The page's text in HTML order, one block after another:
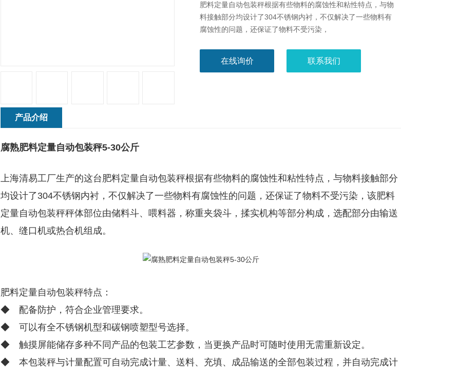
肥料定量自动包装秤​根据有些物料的腐蚀性和粘性特点，与物
料接触部分均设计了304不锈钢内衬，不仅解决了一些物料有
腐蚀性的问题，还保证了物料不受污染，
在线询价 联系我们
产品介绍
腐熟肥料定量自动包装秤5-30公斤
上海清易工厂生产的这台肥料定量自动包装秤根据有些物料的腐蚀性和粘性特点，与物料接触部分
均设计了304不锈钢内衬，不仅解决了一些物料有腐蚀性的问题，还保证了物料不受污染，该肥料
定量自动包装秤秤体部位由储料斗、喂料器，称重夹袋斗，揉实机构等部分构成，选配部分由输送
机、缝口机或热合机组成。
肥料定量自动包装秤特点：
◆ 配备防护，符合企业管理要求。
◆ 可以有全不锈钢机型和碳钢喷塑型号选择。
◆ 触摸屏能储存多种不同产品的包装工艺参数，当更换产品时可随时使用无需重新设定。
◆ 本包装秤与计量配置可自动完成计量、送料、充填、成品输送的全部包装过程，并自动完成计